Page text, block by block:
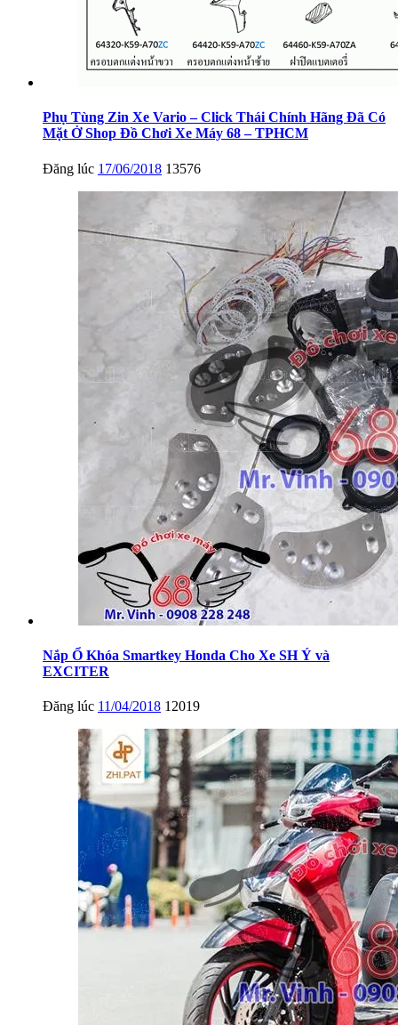
Phụ Tùng Zin Xe Vario – Click Thái Chính Hãng Đã Có
Mặt Ở Shop Đồ Chơi Xe Máy 68 – TPHCM
Đăng lúc 17/06/2018 13576
Nắp Ổ Khóa Smartkey Honda Cho Xe SH Ý và
EXCITER
Đăng lúc 11/04/2018 12019